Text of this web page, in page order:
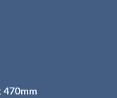
470mm